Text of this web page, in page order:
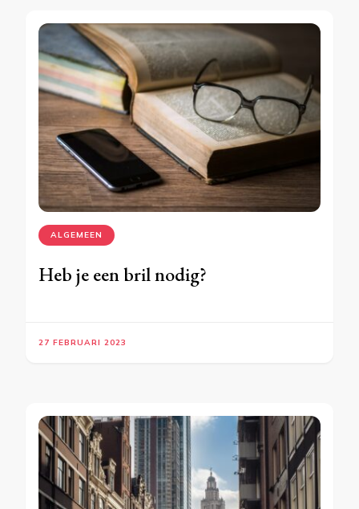
ALGEMEEN
Heb je een bril nodig?
27 FEBRUARI 2023